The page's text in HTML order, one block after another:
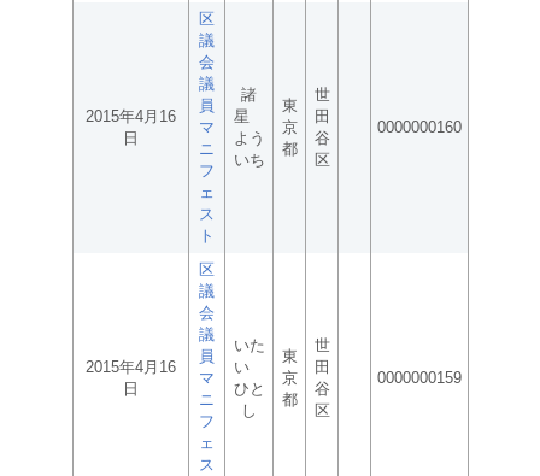
2015年4月16
日
区
議
会
議
員
マ
ニ
フ
ェ
ス
ト
諸
星
よう
いち
東
京
都
世
田
谷
区
0000000160
2015年4月16
日
区
議
会
議
員
マ
ニ
フ
ェ
ス
いた
い
ひと
し
東
京
都
世
田
谷
区
0000000159